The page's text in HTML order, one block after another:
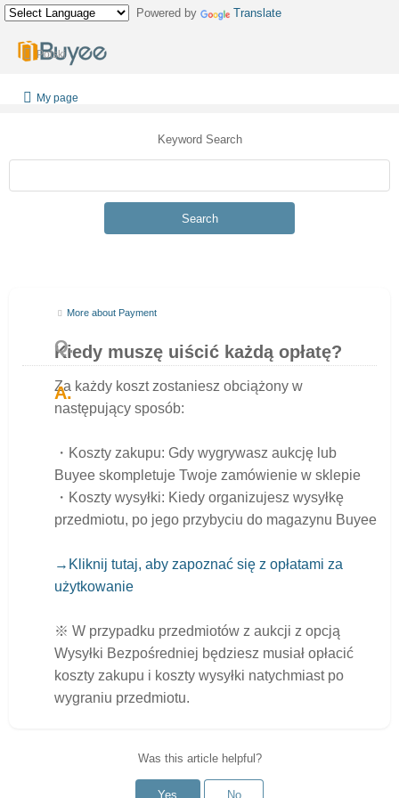
Powered by Translate
Polski
My page
Keyword Search
Search
More about Payment
Kiedy muszę uiścić każdą opłatę?
Za każdy koszt zostaniesz obciążony w
następujący sposób:
・Koszty zakupu: Gdy wygrywasz aukcję lub
Buyee skompletuje Twoje zamówienie w sklepie
・Koszty wysyłki: Kiedy organizujesz wysyłkę
przedmiotu, po jego przybyciu do magazynu Buyee
→Kliknij tutaj, aby zapoznać się z opłatami za
użytkowanie
※ W przypadku przedmiotów z aukcji z opcją
Wysyłki Bezpośredniej będziesz musiał opłacić
koszty zakupu i koszty wysyłki natychmiast po
wygraniu przedmiotu.
Was this article helpful?
Yes No